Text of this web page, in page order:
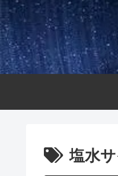
塩水